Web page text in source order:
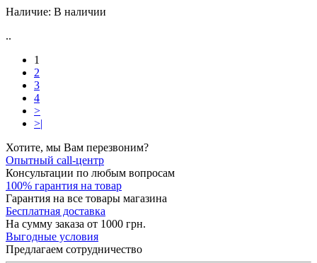
Наличие: В наличии
..
1
2
3
4
>
>|
Хотите, мы Вам перезвоним?
Опытный call-центр
Консультации по любым вопросам
100% гарантия на товар
Гарантия на все товары магазина
Бесплатная доставка
На сумму заказа от 1000 грн.
Выгодные условия
Предлагаем сотрудничество